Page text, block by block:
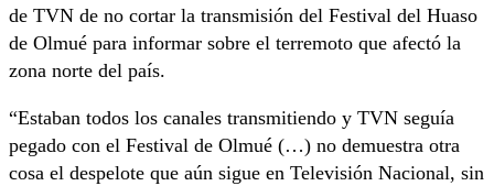
de TVN de no cortar la transmisión del Festival del Huaso
de Olmué para informar sobre el terremoto que afectó la
zona norte del país.
“Estaban todos los canales transmitiendo y TVN seguía
pegado con el Festival de Olmué (…) no demuestra otra
cosa el despelote que aún sigue en Televisión Nacional, sin